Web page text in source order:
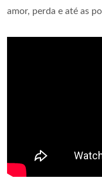
amor, perda e até as